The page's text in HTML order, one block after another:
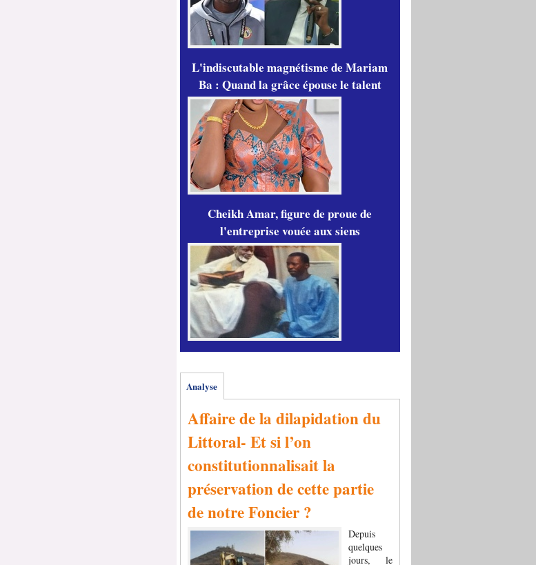
L'indiscutable magnétisme de Mariam
Ba : Quand la grâce épouse le talent
Cheikh Amar, figure de proue de
l'entreprise vouée aux siens
Analyse
Affaire de la dilapidation du
Littoral- Et si l’on
constitutionnalisait la
préservation de cette partie
de notre Foncier ?
Depuis
quelques
jours, le